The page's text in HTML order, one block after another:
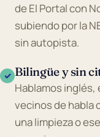
de El Portal con
subiendo por la
sin autopista.
✓ Bilingüe y sin
Hablamos
vecinos de habla
una limpieza o